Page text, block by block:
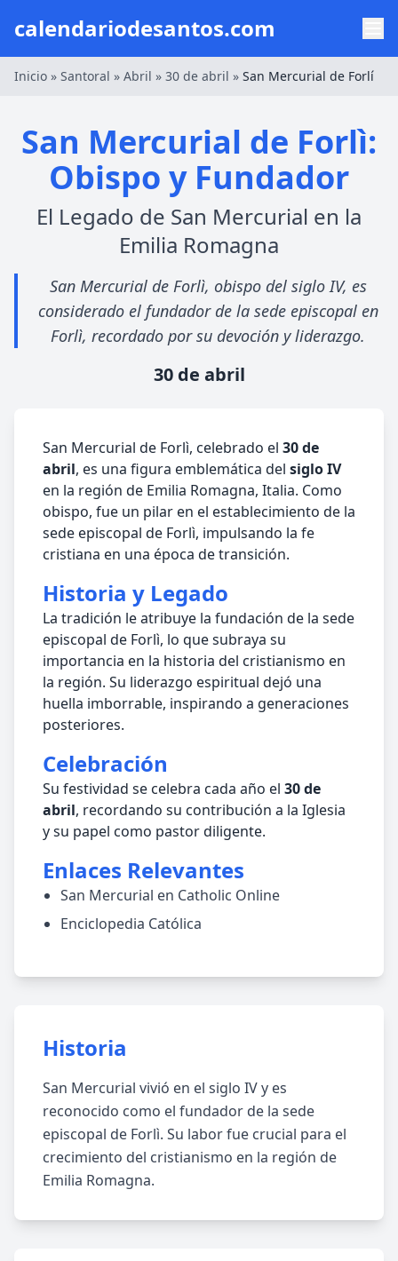
calendariodesantos.com
Inicio » Santoral » Abril » 30 de abril » San Mercurial de Forlí
San Mercurial de Forlì:
Obispo y Fundador
El Legado de San Mercurial en la
Emilia Romagna
San Mercurial de Forlì, obispo del siglo IV, es
considerado el fundador de la sede episcopal en
Forlì, recordado por su devoción y liderazgo.
30 de abril
San Mercurial de Forlì, celebrado el 30 de
abril, es una figura emblemática del siglo IV
en la región de Emilia Romagna, Italia. Como
obispo, fue un pilar en el establecimiento de la
sede episcopal de Forlì, impulsando la fe
cristiana en una época de transición.
Historia y Legado
La tradición le atribuye la fundación de la sede
episcopal de Forlì, lo que subraya su
importancia en la historia del cristianismo en
la región. Su liderazgo espiritual dejó una
huella imborrable, inspirando a generaciones
posteriores.
Celebración
Su festividad se celebra cada año el 30 de
abril, recordando su contribución a la Iglesia
y su papel como pastor diligente.
Enlaces Relevantes
San Mercurial en Catholic Online
Enciclopedia Católica
Historia
San Mercurial vivió en el siglo IV y es
reconocido como el fundador de la sede
episcopal de Forlì. Su labor fue crucial para el
crecimiento del cristianismo en la región de
Emilia Romagna.